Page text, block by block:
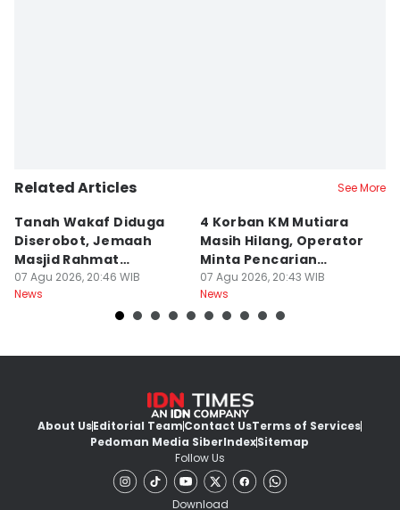
Related Articles See More
Tanah Wakaf Diduga
Diserobot, Jemaah
Masjid Rahmat
Surabaya Protes
07 Agu 2026, 20:46 WIB
News
4 Korban KM Mutiara
Masih Hilang, Operator
Minta Pencarian
Dilanjut
07 Agu 2026, 20:43 WIB
News
About UsEditorial TeamContact UsTerms of Services
Pedoman Media SiberIndexSitemap
Follow Us
Download